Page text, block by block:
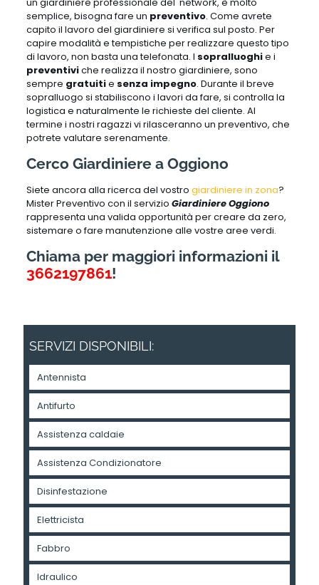
un giardiniere professionale del network, è molto
semplice, bisogna fare un preventivo. Come avrete
capito il lavoro del giardiniere si verifica sul posto. Per
capire modalità e tempistiche per realizzare questo tipo
di lavoro, non basta una telefonata. I sopralluoghie i
preventiviche realizza il nostro giardiniere, sono
sempre gratuitie senza impegno. Durante il breve
sopralluogo si stabiliscono i lavori da fare, si controlla la
logistica e naturalmente le richieste del cliente. Al
termine i nostri ragazzi vi rilasceranno un preventivo, che
potrete valutare serenamente.
Cerco Giardiniere a Oggiono
Siete ancora alla ricerca del vostro giardiniere in zona?
Mister Preventivo con il servizio Giardiniere Oggiono
rappresenta una valida opportunità per creare da zero,
sistemare o fare manutenzione alle vostre aree verdi.
Chiama per maggiori informazioni il
3662197861!
SERVIZI DISPONIBILI:
Antennista
Antifurto
Assistenza caldaie
Assistenza Condizionatore
Disinfestazione
Elettricista
Fabbro
Idraulico